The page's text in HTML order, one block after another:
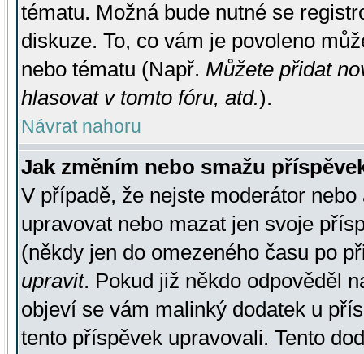
tématu. Možná bude nutné se
diskuze. To, co vám je povoleno
nebo tématu (Např. Můžete přidat
hlasovat v tomto fóru, atd.).
Návrat nahoru
Jak změním nebo smažu
V případě, že nejste moderátor
upravovat nebo mazat jen svoje
(někdy jen do omezeného času po
upravit. Pokud již někdo odpověděl
objeví se vám malinký dodatek u
tento příspěvek upravovali. Tento